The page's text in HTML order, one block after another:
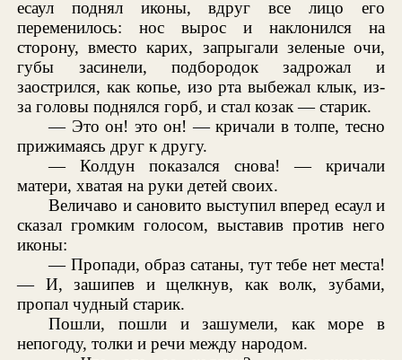
есаул поднял иконы, вдруг все лицо его
переменилось: нос вырос и наклонился на
сторону, вместо карих, запрыгали зеленые очи,
губы засинели, подбородок задрожал и
заострился, как копье, изо рта выбежал клык, из-
за головы поднялся горб, и стал козак — старик.
— Это он! это он! — кричали в толпе, тесно
прижимаясь друг к другу.
— Колдун показался снова! — кричали
матери, хватая на руки детей своих.
Величаво и сановито выступил вперед есаул и
сказал громким голосом, выставив против него
иконы:
— Пропади, образ сатаны, тут тебе нет места!
— И, зашипев и щелкнув, как волк, зубами,
пропал чудный старик.
Пошли, пошли и зашумели, как море в
непогоду, толки и речи между народом.